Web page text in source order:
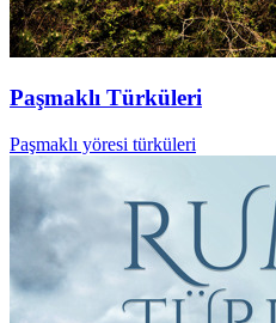
Paşmaklı Türküleri
Paşmaklı yöresi türküleri